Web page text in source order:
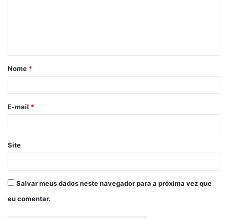
Nome *
E-mail *
Site
Salvar meus dados neste navegador para a próxima vez que
eu comentar.